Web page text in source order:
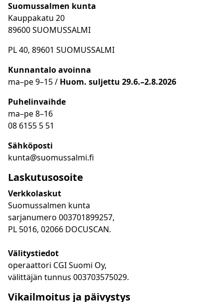
Suomussalmen kunta
Kauppakatu 20
89600 SUOMUSSALMI
PL 40, 89601 SUOMUSSALMI
Kunnantalo avoinna
ma–pe 9–15 / Huom. suljettu 29.6.–2.8.2026
Puhelinvaihde
ma–pe 8–16
08 6155 5 51
Sähköposti
kunta@suomussalmi.fi
Laskutusosoite
Verkkolaskut
Suomussalmen kunta
sarjanumero 003701899257,
PL 5016, 02066 DOCUSCAN.
Välitystiedot
operaattori CGI Suomi Oy,
välittäjän tunnus 003703575029.
Vikailmoitus ja päivystys